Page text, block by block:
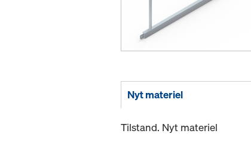
Nyt materiel
Tilstand. Nyt materiel